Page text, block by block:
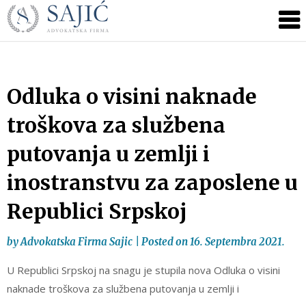
Skip
to
content
Advokatska
Sajić
|
Banja
Luka
Odluka o visini naknade
troškova za službena
putovanja u zemlji i
inostranstvu za zaposlene u
Republici Srpskoj
byAdvokatska Firma Sajic Posted on16. Septembra 2021.
U Republici Srpskoj na snagu je stupila nova Odluka o visini
naknade troškova za službena putovanja u zemlji i